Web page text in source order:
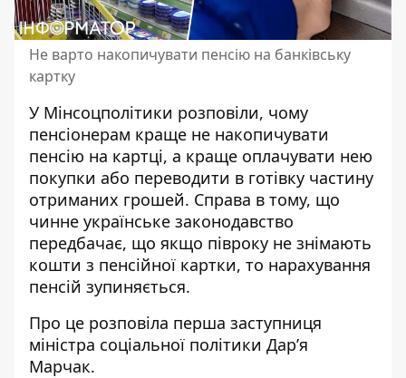
Не варто накопичувати пенсію на банківську
картку
У Мінсоцполітики розповіли, чому
пенсіонерам краще не накопичувати
пенсію на картці, а краще оплачувати нею
покупки або переводити в готівку частину
отриманих грошей. Справа в тому, що
чинне українське законодавство
передбачає, що якщо півроку не знімають
кошти з пенсійної картки, то нарахування
пенсій зупиняється.
Про це розповіла перша заступниця
міністра соціальної політики Дар’я
Марчак.